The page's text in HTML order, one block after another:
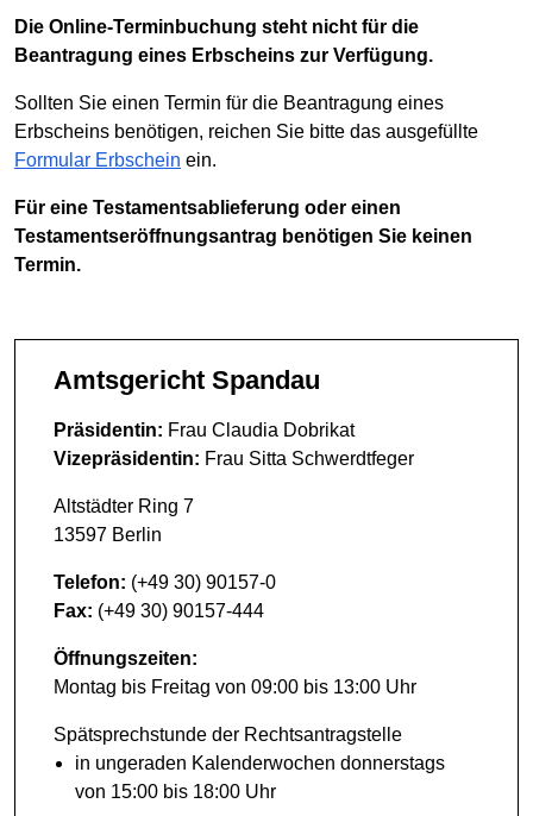
Die Online-Terminbuchung steht nicht für die
Beantragung eines Erbscheins zur Verfügung.
Sollten Sie einen Termin für die Beantragung eines
Erbscheins benötigen, reichen Sie bitte das ausgefüllte
Formular Erbschein ein.
Für eine Testamentsablieferung oder einen
Testamentseröffnungsantrag benötigen Sie keinen
Termin.
Amtsgericht Spandau
Präsidentin: Frau Claudia Dobrikat
Vizepräsidentin: Frau Sitta Schwerdtfeger
Altstädter Ring 7
13597 Berlin
Telefon: (+49 30) 90157-0
Fax: (+49 30) 90157-444
Öffnungszeiten:
Montag bis Freitag von 09:00 bis 13:00 Uhr
Spätsprechstunde der Rechtsantragstelle
in ungeraden Kalenderwochen donnerstags
von 15:00 bis 18:00 Uhr